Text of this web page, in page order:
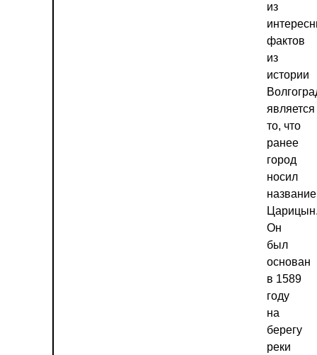
из
фактов
из
истории
является
то, что
ранее
город
носил
название
Он
был
основан
в 1589
году
на
берегу
реки